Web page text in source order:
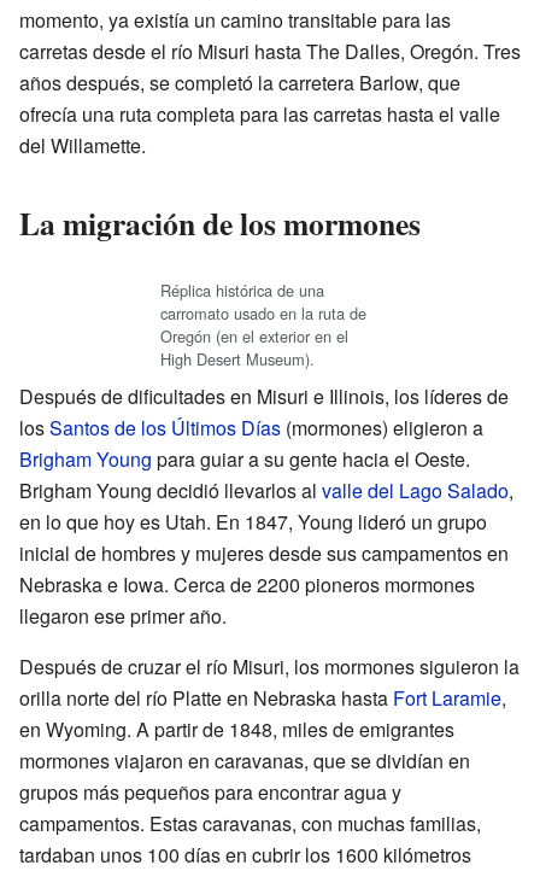
momento, ya existía un camino transitable para las
carretas desde el río Misuri hasta The Dalles, Oregón. Tres
años después, se completó la carretera Barlow, que
ofrecía una ruta completa para las carretas hasta el valle
del Willamette.
La migración de los mormones
Réplica histórica de una
carromato usado en la ruta de
Oregón (en el exterior en el
High Desert Museum).
Después de dificultades en Misuri e Illinois, los líderes de
losSantos de los Últimos Días (mormones) eligieron a
Brigham Young para guiar a su gente hacia el Oeste.
Brigham Young decidió llevarlos al valle del Lago Salado,
en lo que hoy es Utah. En 1847, Young lideró un grupo
inicial de hombres y mujeres desde sus campamentos en
Nebraska e Iowa. Cerca de 2200 pioneros mormones
llegaron ese primer año.
Después de cruzar el río Misuri, los mormones siguieron la
orilla norte del río Platte en Nebraska hasta Fort Laramie,
en Wyoming. A partir de 1848, miles de emigrantes
mormones viajaron en caravanas, que se dividían en
grupos más pequeños para encontrar agua y
campamentos. Estas caravanas, con muchas familias,
tardaban unos 100 días en cubrir los 1600 kilómetros